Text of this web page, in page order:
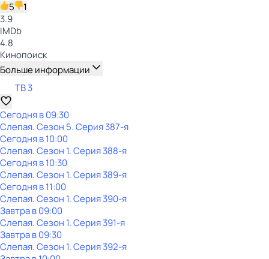
5
1
3.9
IMDb
4.8
Кинопоиск
Больше информации
ТВ 3
Сегодня в 09:30
Слепая. Сезон 5. Серия 387-я
Сегодня в 10:00
Слепая. Сезон 1. Серия 388-я
Сегодня в 10:30
Слепая. Сезон 1. Серия 389-я
Сегодня в 11:00
Слепая. Сезон 1. Серия 390-я
Завтра в 09:00
Слепая. Сезон 1. Серия 391-я
Завтра в 09:30
Слепая. Сезон 1. Серия 392-я